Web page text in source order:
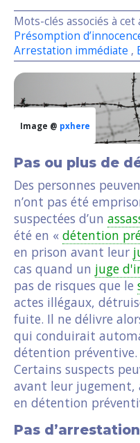
Mots-clés associés à cet
Présomption
Arrestation immédiate ,
Image @ pxhere
Pas ou plus de
Des personnes
n’ont pas été
suspectées d’un
été en « détention
en prison avant leur
cas quand un juge
pas de risques que le
actes illégaux,
fuite. Il ne délivre
qui conduirait
détention préventive.
Certains suspects
avant leur jugement,
en détention
Pas